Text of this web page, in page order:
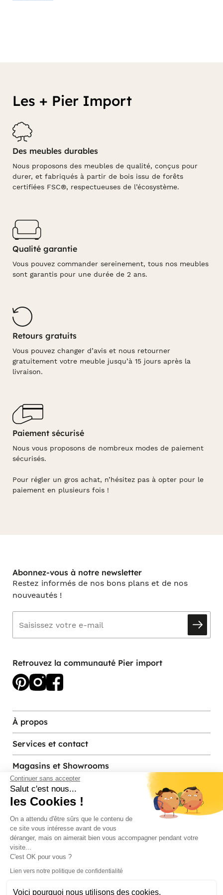
Continuer sans accepter
Salut c'est nous...
les Cookies !
On a attendu d'être sûrs que le contenu de
ce site vous intéresse avant de vous
déranger, mais on aimerait bien vous accompagner pendant votre
visite...
C'est OK pour vous ?
Lien vers notre politique de confidentialité
Voici pourquoi nous utilisons des cookies.
Les + Pier Import
Des meubles durables
Nous proposons des meubles de qualité, conçus pour
durer, et fabriqués à partir de bois issu de forêts
certifiées FSC®, respectueuses de l’écosystème.
Qualité garantie
Vous pouvez commander sereinement, tous nos meubles
sont garantis pour une durée de 2 ans.
Retours gratuits
Vous pouvez changer d’avis et nous retourner
gratuitement votre meuble jusqu’à 15 jours après la
livraison.
Paiement sécurisé
Nous vous proposons de nombreux modes de paiement
sécurisés.
Pour régler un gros achat, n’hésitez pas à opter pour le
paiement en plusieurs fois !
Abonnez-vous à notre newsletter
Restez informés de nos bons plans et de nos
nouveautés !
Retrouvez la communauté Pier import
À propos
Services et contact
Magasins et Showrooms
Modes de paiement acceptés